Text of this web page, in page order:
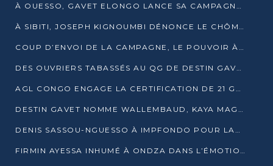
À OUESSO, GAVET ELONGO LANCE SA CAMPAGNE SOUS LE SIGNE DU RENOUVEAU
À SIBITI, JOSEPH KIGNOUMBI DÉNONCE LE CHÔMAGE ET LES DÉFAILLANCES DE L’ÉTAT
COUP D’ENVOI DE LA CAMPAGNE, LE POUVOIR À POINTE-NOIRE, L’OPPOSITION À OUESSO ET SIBITI
DES OUVRIERS TABASSÉS AU QG DE DESTIN GAVET À 24 HEURES DE L’OUVERTURE DE LA CAMPAGNE
AGL CONGO ENGAGE LA CERTIFICATION DE 21 GRUTIERS AUX NORMES INTERNATIONALES
DESTIN GAVET NOMME WALLEMBAUD, KAYA MAGANE, BOUDZIKA ET MBOUSSA-ELLAH AUX COMMANDES DE SA CAMPAGNE
DENIS SASSOU-NGUESSO À IMPFONDO POUR LANCER LE CORRIDOR 13
FIRMIN AYESSA INHUMÉ À ONDZA DANS L’ÉMOTION ET LE RECUEILLEMENT